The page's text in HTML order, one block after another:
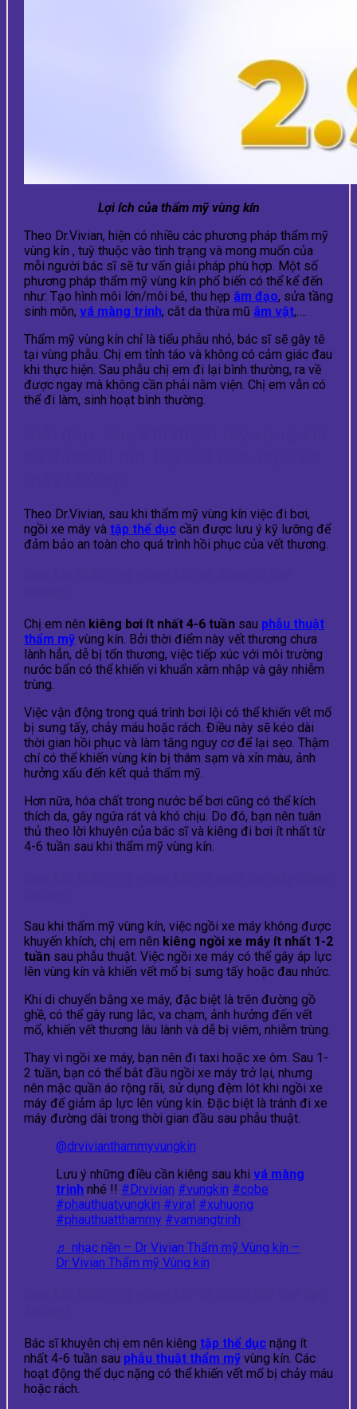
Lợi ích của thẩm mỹ vùng kín
Theo Dr.Vivian, hiện có nhiều các phương pháp thẩm mỹ
vùng kín , tuỳ thuộc vào tình trạng và mong muốn của
mỗi người bác sĩ sẽ tư vấn giải pháp phù hợp. Một số
phương pháp thẩm mỹ vùng kín phổ biến có thể kể đến
như: Tạo hình môi lớn/môi bé, thu hẹp âm đạo, sửa tầng
sinh môn, vá màng trinh, cắt da thừa mũ âm vật,….
Thẩm mỹ vùng kín chỉ là tiểu phẫu nhỏ, bác sĩ sẽ gây tê
tại vùng phẫu. Chị em tỉnh táo và không có cảm giác đau
khi thực hiện. Sau phẫu chị em đi lại bình thường, ra về
được ngay mà không cần phải nằm viện. Chị em vẫn có
thể đi làm, sinh hoạt bình thường.
Theo Dr.Vivian, sau khi thẩm mỹ vùng kín việc đi bơi,
ngồi xe máy và tập thể dục cần được lưu ý kỹ lưỡng để
đảm bảo an toàn cho quá trình hồi phục của vết thương.
Chị em nên kiêng bơi ít nhất 4-6 tuần sau phẫu thuật
thẩm mỹ vùng kín. Bởi thời điểm này vết thương chưa
lành hẳn, dễ bị tổn thương, việc tiếp xúc với môi trường
nước bẩn có thể khiến vi khuẩn xâm nhập và gây nhiễm
trùng.
Việc vận động trong quá trình bơi lội có thể khiến vết mổ
bị sưng tấy, chảy máu hoặc rách. Điều này sẽ kéo dài
thời gian hồi phục và làm tăng nguy cơ để lại sẹo. Thậm
chí có thể khiến vùng kín bị thâm sạm và xỉn màu, ảnh
hưởng xấu đến kết quả thẩm mỹ.
Hơn nữa, hóa chất trong nước bể bơi cũng có thể kích
thích da, gây ngứa rát và khó chịu. Do đó, bạn nên tuân
thủ theo lời khuyên của bác sĩ và kiêng đi bơi ít nhất từ
4-6 tuần sau khi thẩm mỹ vùng kín.
Sau khi thẩm mỹ vùng kín, việc ngồi xe máy không được
khuyến khích, chị em nên kiêng ngồi xe máy ít nhất 1-2
tuần sau phẫu thuật. Việc ngồi xe máy có thể gây áp lực
lên vùng kín và khiến vết mổ bị sưng tấy hoặc đau nhức.
Khi di chuyển bằng xe máy, đặc biệt là trên đường gồ
ghề, có thể gây rung lắc, va chạm, ảnh hưởng đến vết
mổ, khiến vết thương lâu lành và dễ bị viêm, nhiễm trùng.
Thay vì ngồi xe máy, bạn nên đi taxi hoặc xe ôm. Sau 1-
2 tuần, bạn có thể bắt đầu ngồi xe máy trở lại, nhưng
nên mặc quần áo rộng rãi, sử dụng đệm lót khi ngồi xe
máy để giảm áp lực lên vùng kín. Đặc biệt là tránh đi xe
máy đường dài trong thời gian đầu sau phẫu thuật.
@drvivianthammyvungkin
Lưu ý những điều cần kiêng sau khi vá màng
trinh nhé !! #Drvivian #vungkin #cobe
#phauthuatvungkin #viral #xuhuong
#phauthuatthammy #vamangtrinh
♬ nhạc nền – Dr Vivian Thẩm mỹ Vùng kín –
Dr Vivian Thẩm mỹ Vùng kín
Bác sĩ khuyên chị em nên kiêng tập thể dục nặng ít
nhất 4-6 tuần sau phẫu thuật thẩm mỹ vùng kín. Các
hoạt động thể dục nặng có thể khiến vết mổ bị chảy máu
hoặc rách.